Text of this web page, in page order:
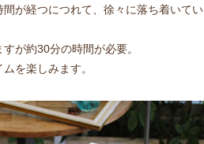
が経つにつれて、徐々に落ち着いてい
が約30分の時間が必要。
を楽しみます。